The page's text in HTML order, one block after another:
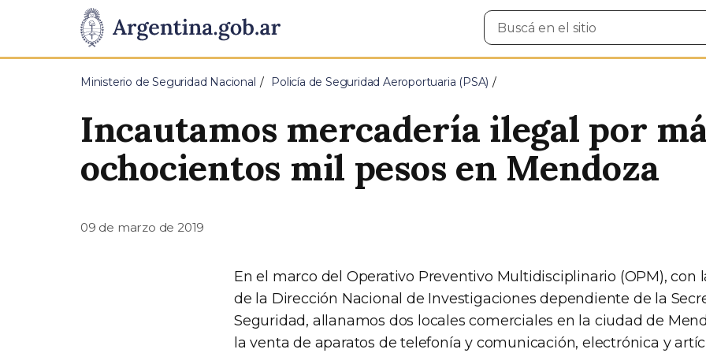
Presidencia
de
Pasar al contenido principal
Buscar
en
Ministerio de Seguridad Nacional Policía de Seguridad Aeroportuaria (PSA)
Incautamos mercadería ilegal por
ochocientos mil pesos en Mendoza
09 de marzo de 2019
En el marco del Operativo Preventivo Multidisciplinario (OPM), con
de la Dirección Nacional de Investigaciones dependiente de la
Seguridad, allanamos dos locales comerciales en la ciudad de
la venta de aparatos de telefonía y comunicación, electrónica y